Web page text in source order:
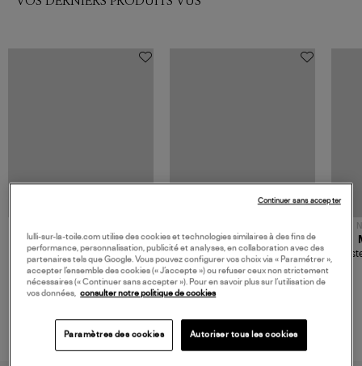
480,00 €
JEROME DREYFUSS
Sac Bobi S Cuir Lamé
Champagne
189,00 €
TORAL
Mocassins Killian Sport
Mousse
lulli-sur-la-toile.com utilise des cookies et technologies similaires à des fins de
performance, personnalisation, publicité et analyses, en collaboration avec des
partenaires tels que Google. Vous pouvez configurer vos choix via « Paramétrer »,
accepter l’ensemble des cookies (« J’accepte ») ou refuser ceux non strictement
nécessaires (« Continuer sans accepter »). Pour en savoir plus sur l’utilisation de
vos données, consulter notre politique de cookies
Paramètres des cookies Autoriser tous les cookies
Continuer sans accepter